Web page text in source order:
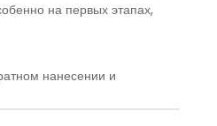
на первых этапах,
нанесении и